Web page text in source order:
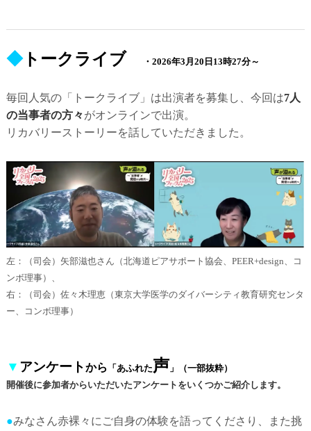
◆トークライブ ・2026年3月20日13時27分～
毎回人気の「トークライブ」は出演者を募集し、今回は7人
の当事者の方々がオンラインで出演。
リカバリーストーリーを話していただきました。
左：（司会）矢部滋也さん（北海道ピアサポート協会、PEER+design、コ
ンボ理事）、
右：（司会）佐々木理恵（東京大学医学のダイバーシティ教育研究センタ
ー、コンボ理事）
▼ アンケートから 「あふれた声 」
（一部抜粋）
開催後に参加者からいただいたアンケートをいくつかご紹介します。
●みなさん赤裸々にご自身の体験を語ってくださり、また挑